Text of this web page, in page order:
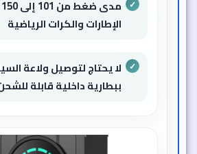
الإطارات والكرات الرياضية
لا يحتاج لتوصيل ولاعة
ببطارية داخلية قابلة